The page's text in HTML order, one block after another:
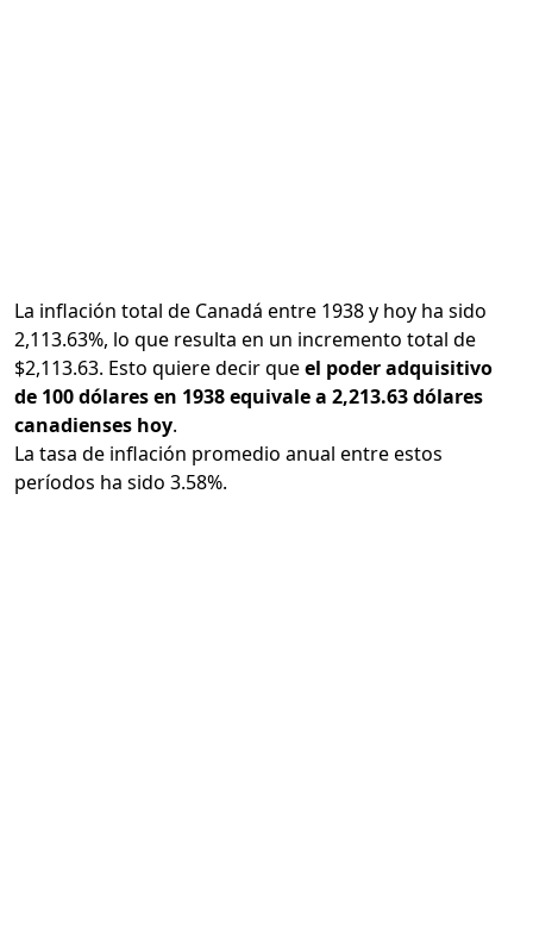
La inflación total de Canadá entre 1938 y hoy ha sido
2,113.63%, lo que resulta en un incremento total de
$2,113.63. Esto quiere decir queel poder adquisitivo
de 100 dólares en 1938 equivale a 2,213.63 dólares
canadienses hoy.
La tasa de inflación promedio anual entre estos
períodos ha sido 3.58%.